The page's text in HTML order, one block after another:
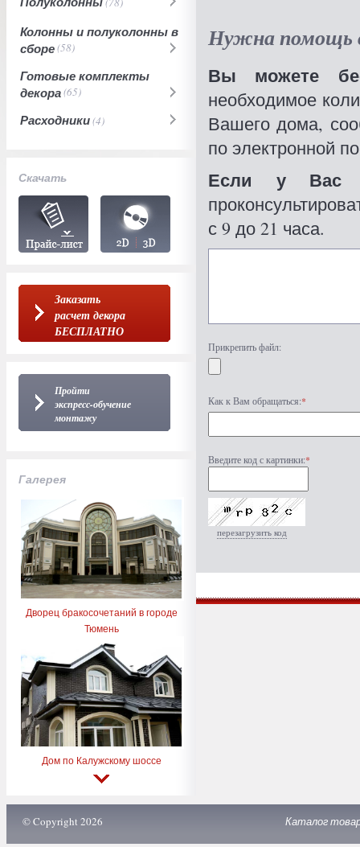
Колонны и полуколонны в
сборе(58)
Готовые комплекты
декора(65)
Расходники(4)
Скачать
Заказать
расчет декора
БЕСПЛАТНО
Пройти
экспресс-обучение
монтажу
Галерея
Дворец бракосочетаний в городе
Тюмень
Дом по Калужскому шоссе
Нужна помощь
Вы можете
необходимое
Вашего дома,
по электронной
Если у Вас
с 9 до 21 часа.
Прикрепить файл:
Как к Вам обращаться:*
Введите код с картинки:*
перезагрузить код
© Copyright 2026 Каталог